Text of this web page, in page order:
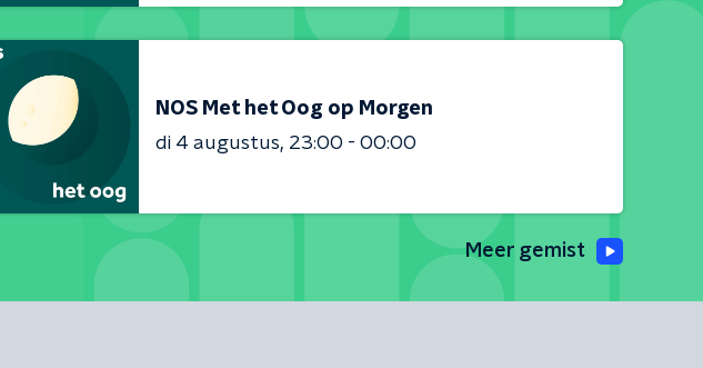
NOS Met het Oog op Morgen
di 4 augustus 23:00 - 00:00
Meer gemist